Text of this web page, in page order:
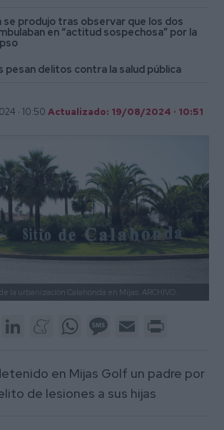
se produjo tras observar que los dos
en “actitud sospechosa” por la
pesan delitos contra la salud pública
· 10:50 Actualizado: 19/08/2024 · 10:51
la urbanización Calahonda en Mijas. ARCHIVO.
Twitter LinkedInMeneameWhatsAppMessage
Email
en Mijas Golf un padre por
de lesiones a sus hijas